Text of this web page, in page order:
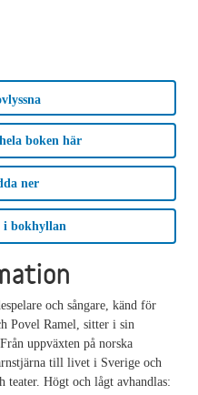
boken här
ner
bokhyllan
och sångare, känd för
Povel Ramel, sitter i sin
uppväxten på norska
till livet i Sverige och
Högt och lågt avhandlas: